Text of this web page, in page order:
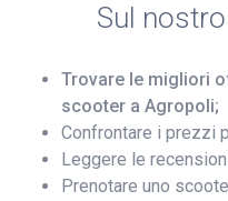
Sul
Trovare le migliori
scooter a Agropoli;
Confrontare i prezzi
Leggere le
Prenotare uno